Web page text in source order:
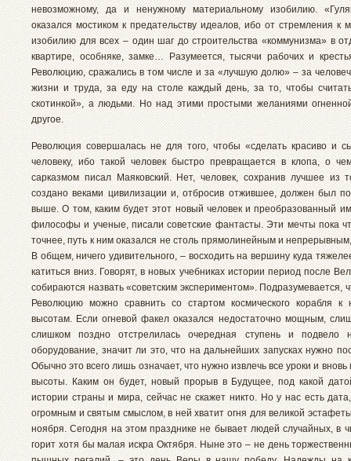
невозможному, да и ненужному материальному изобилию.
оказался мостиком к предательству идеалов, ибо от стремления к
изобилию для всех – один шаг до строительства «коммунизма» в
квартире, особняке, замке… Разумеется, тысячи рабочих и
Революцию, сражались в том числе и за «лучшую долю» – за
жизни и труда, за еду на столе каждый день, за то, чтобы
скотинкой», а людьми. Но над этими простыми желаниями
другое.
Революция совершалась не для того, чтобы «сделать красиво и
человеку, ибо такой человек быстро превращается в клопа, о
сарказмом писал Маяковский. Нет, человек, сохранив лучшее из
создано веками цивилизации и, отбросив отжившее, должен был
выше. О том, каким будет этот новый человек и преобразованный
философы и ученые, писали советские фантасты. Эти мечты пока
точнее, путь к ним оказался не столь прямолинейным и
В общем, ничего удивительного, – восходить на вершину куда
катиться вниз. Говорят, в новых учебниках истории период после
собираются назвать «советским экспериментом». Подразумевается,
Революцию можно сравнить со стартом космического корабля к
высотам. Если огневой факел оказался недостаточно мощным,
слишком поздно отстрелилась очередная ступень и подвело
оборудование, значит ли это, что на дальнейших запусках нужно
Обычно это всего лишь означает, что нужно извлечь все уроки и
высоты. Каким он будет, новый прорыв в Будущее, под какой
истории страны и мира, сейчас не скажет никто. Но у нас есть
огромным и святым смыслом, в ней хватит огня для великой
ноября. Сегодня на этом празднике не бывает людей случайных, в
горит хотя бы малая искра Октября. Ныне это – не день